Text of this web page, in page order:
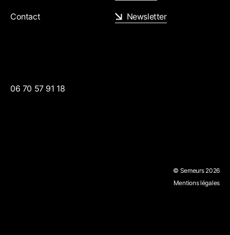
Contact Newsletter
06 70 57 91 18
© Semeurs 2026
Mentions légales